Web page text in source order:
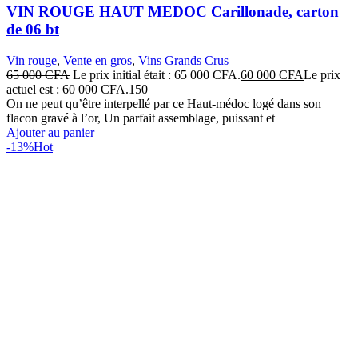
VIN ROUGE HAUT MEDOC Carillonade, carton
de 06 bt
Vin rouge, Vente en gros, Vins Grands Crus
65 000CFA Le prix initial était : 65 000 CFA.60 000 CFALe prix
actuel est : 60 000 CFA.150
On ne peut qu’être interpellé par ce Haut-médoc logé dans son
flacon gravé à l’or, Un parfait assemblage, puissant et
Ajouter au panier
-13%Hot